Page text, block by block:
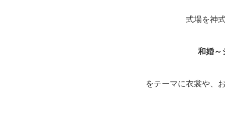
式場を神
和婚～
をテーマに衣裳や、